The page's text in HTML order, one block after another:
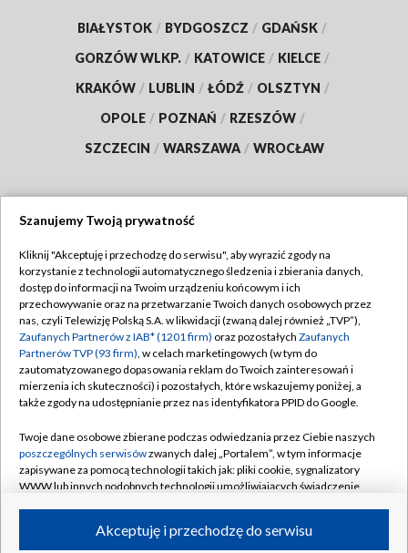
BIAŁYSTOK / BYDGOSZCZ / GDAŃSK /
GORZÓW WLKP. / KATOWICE / KIELCE /
KRAKÓW / LUBLIN / ŁÓDŹ / OLSZTYN /
OPOLE / POZNAŃ / RZESZÓW /
SZCZECIN / WARSZAWA / WROCŁAW
TVP
Abonament TVP
Emisja w TVP
Centrum informacji TVP
Naziemna Telewizja Cyfrowa
Rada Programowa
System NOS
Informacje o nadawcy
Program dla prasy
Regulamin TVP
Polityka prywatności
Moje zgody
Pomoc
Kontakt
Kanały
Szanujemy Twoją prywatność
Kliknij "Akceptuję i przechodzę do serwisu", aby wyrazić zgody na
korzystanie z technologii automatycznego śledzenia i zbierania danych,
dostęp do informacji na Twoim urządzeniu końcowym i ich
przechowywanie oraz na przetwarzanie Twoich danych osobowych przez
nas, czyli Telewizję Polską S.A. w likwidacji (zwaną dalej również „TVP”),
Zaufanych Partnerów z IAB* (1201 firm) oraz pozostałych Zaufanych
Partnerów TVP (93 firm), w celach marketingowych (w tym do
zautomatyzowanego dopasowania reklam do Twoich zainteresowań i
mierzenia ich skuteczności) i pozostałych, które wskazujemy poniżej, a
także zgody na udostępnianie przez nas identyfikatora PPID do Google.
Twoje dane osobowe zbierane podczas odwiedzania przez Ciebie naszych
poszczególnych serwisówzwanych dalej „Portalem”, w tym informacje
zapisywane za pomocą technologii takich jak: pliki cookie, sygnalizatory
WWW lub innych podobnych technologii umożliwiających świadczenie
ruchu w Internecie.Akceptuję i przechodzę do serwisu